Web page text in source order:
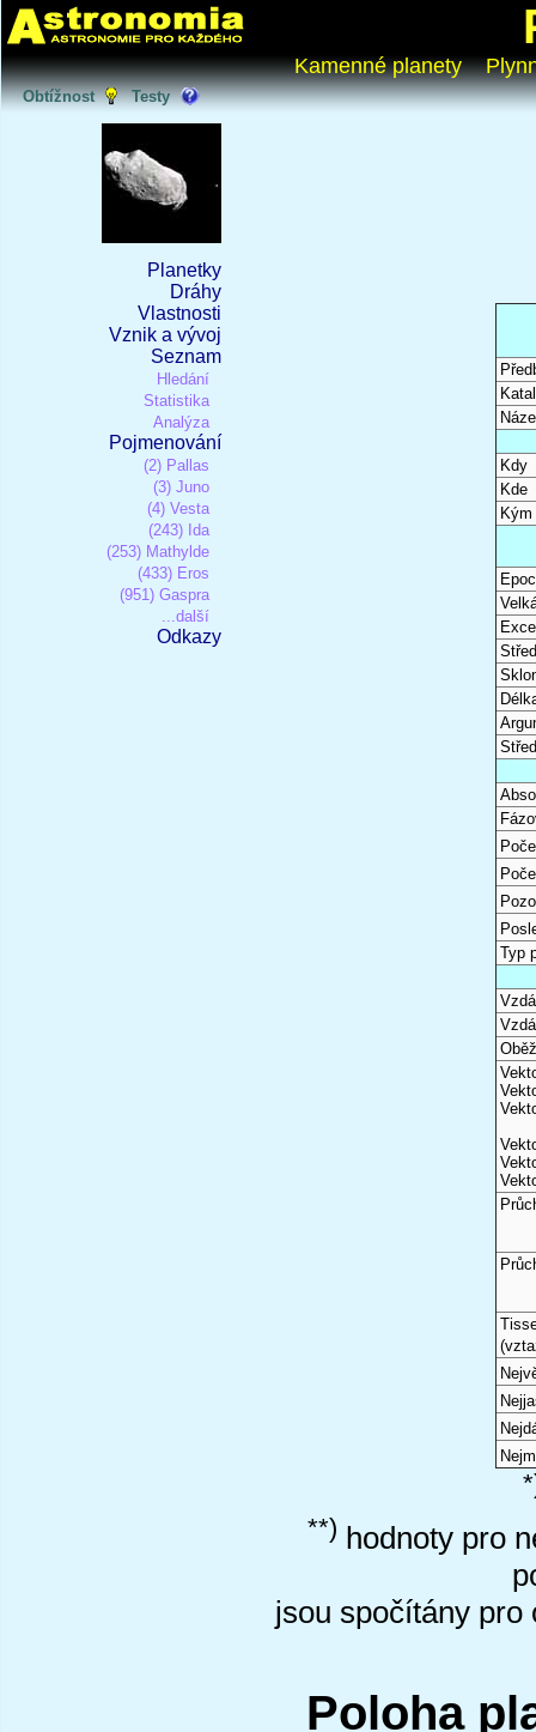
Kamenné planety
Obtížnost Testy
Planetky
Dráhy
Vlastnosti
Vznik a vývoj
Seznam
Hledání
Statistika
Analýza
Pojmenování
(2) Pallas
(3) Juno
(4) Vesta
(243) Ida
(253) Mathylde
(433) Eros
(951) Gaspra
...další
Odkazy
Kdy
Kde
Kým
Typ
**) hodnoty pro
jsou spočítány pro
Poloha